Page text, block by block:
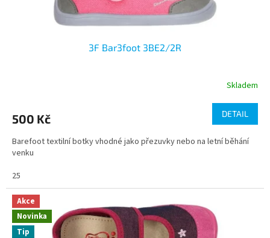
3F Bar3foot 3BE2/2R
Skladem
500 Kč DETAIL
Barefoot textilní botky vhodné jako přezuvky nebo na letní běhání
venku
25
Akce
Novinka
Tip